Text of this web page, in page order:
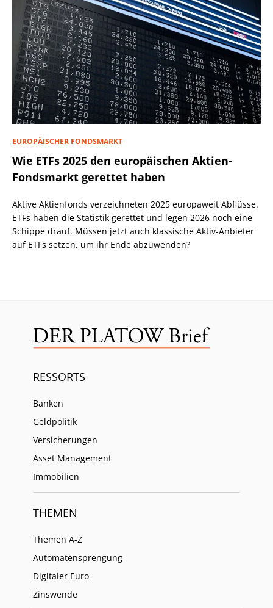
EUROPÄISCHER FONDSMARKT
Wie ETFs 2025 den europäischen Aktien-
Fondsmarkt gerettet haben
Aktive Aktienfonds verzeichneten 2025 europaweit Abflüsse.
ETFs haben die Statistik gerettet und legen 2026 noch eine
Schippe drauf. Müssen jetzt auch klassische Aktiv-Anbieter
auf ETFs setzen, um ihr Ende abzuwenden?
RESSORTS
Banken
Geldpolitik
Versicherungen
Asset Management
Immobilien
THEMEN
Themen A-Z
Automatensprengung
Digitaler Euro
Zinswende